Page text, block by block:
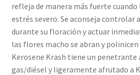
refleja de manera más fuerte
estrés severo. Se aconseja controlar
durante su floración y actuar
las flores macho se abran y
Kerosene Krash tiene un penetrante
gas/diésel y ligeramente afrutado a